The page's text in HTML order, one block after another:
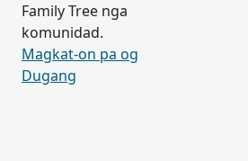
Family Tree nga
komunidad.
Magkat-on pa og
Dugang